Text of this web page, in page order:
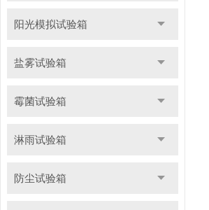
阳光模拟试验箱
盐雾试验箱
霉菌试验箱
淋雨试验箱
防尘试验箱